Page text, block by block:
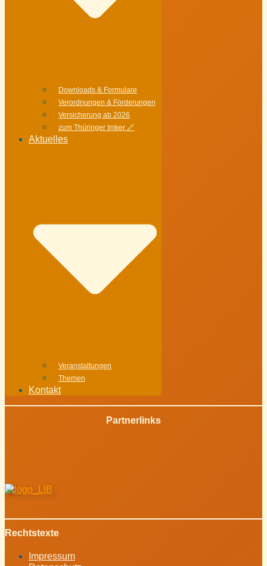
Downloads & Formulare
Verordnungen & Förderungen
Versicherung ab 2026
zum Thüringer Imker 🔗
Aktuelles
Veranstaltungen
Themen
Kontakt
Partnerlinks
Rechtstexte
Impressum